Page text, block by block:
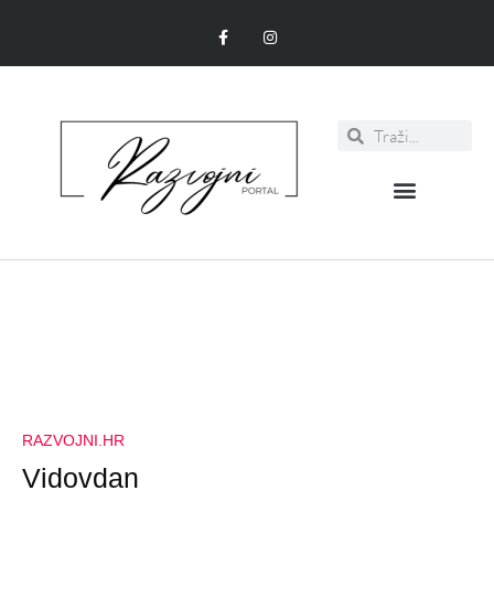
RAZVOJNI.HR
Vidovdan